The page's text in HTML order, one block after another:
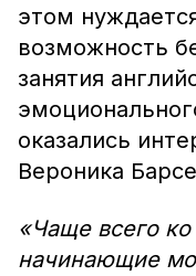
этом
возможность
занятия
оказались
Вероника
«Чаще всего
начинающие